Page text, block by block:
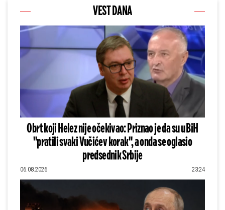
VEST DANA
Obrt koji Helez nije očekivao: Priznao je da su u BiH
"pratili svaki Vučićev korak", a onda se oglasio
predsednik Srbije
06.08.2026 23:24